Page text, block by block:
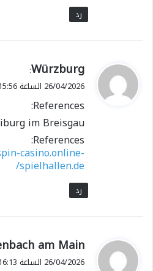
رد
ي
ق
ل
Würzburg
:
26/04/2026 الساعة 15:56
References:
im Breisgau
References:
casino.online-
spielhallen.de/
رد
ي
ق
am Main
26/04/2026 الساعة 16:13